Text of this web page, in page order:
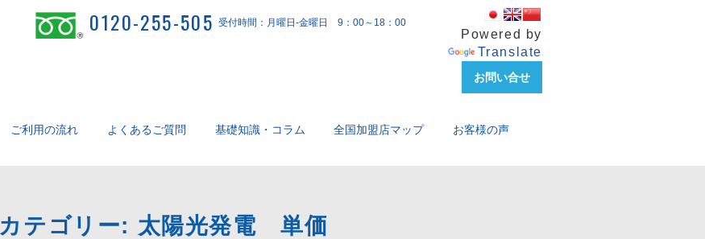
0120-255-505 受付時間：月曜日-金曜日 9：00～18：00
Powered by
Translate
お問い合せ
ご利用の流れ よくあるご質問 基礎知識・コラム 全国加盟店マップ お客様の声
カテゴリー: 太陽光発電 単価